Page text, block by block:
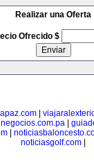
Realizar una Oferta
Ofrecido $
negocios.com.pa|
|
noticiasgolf.com